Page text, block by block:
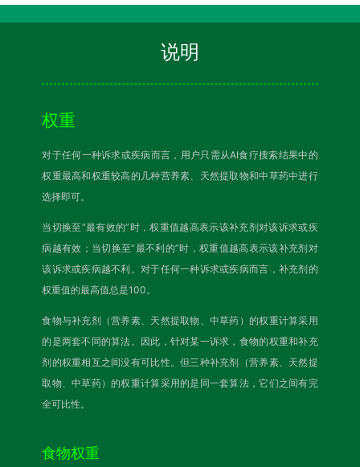
说明
权重
对于任何一种诉求或疾病而言，用户只需从AI食疗搜索结果中的
权重最高和权重较高的几种营养素、天然提取物和中草药中进行
选择即可。
当切换至“最有效的”时，权重值越高表示该补充剂对该诉求或疾
病越有效；当切换至“最不利的”时，权重值越高表示该补充剂对
该诉求或疾病越不利。对于任何一种诉求或疾病而言，补充剂的
权重值的最高值总是100。
食物与补充剂（营养素、天然提取物、中草药）的权重计算采用
的是两套不同的算法。因此，针对某一诉求，食物的权重和补充
剂的权重相互之间没有可比性。但三种补充剂（营养素、天然提
取物、中草药）的权重计算采用的是同一套算法，它们之间有完
全可比性。
食物权重